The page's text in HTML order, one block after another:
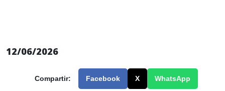
12/06/2026
Compartir: Facebook X WhatsApp